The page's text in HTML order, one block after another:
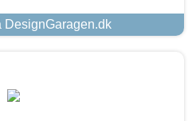
DesignGaragen.dk